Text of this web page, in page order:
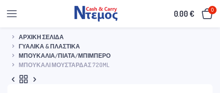
0.00€ 0
ΑΡΧΙΚΉ ΣΕΛΊΔΑ
ΓΥΑΛΙΚΆ & ΠΛΑΣΤΙΚΆ
ΜΠΟΥΚΆΛΙΑ/ΠΙΆΤΑ/ΜΠΙΜΠΕΡΌ
ΜΠΟΥΚΆΛΙ ΜΟΥΣΤΆΡΔΑΣ 720ML